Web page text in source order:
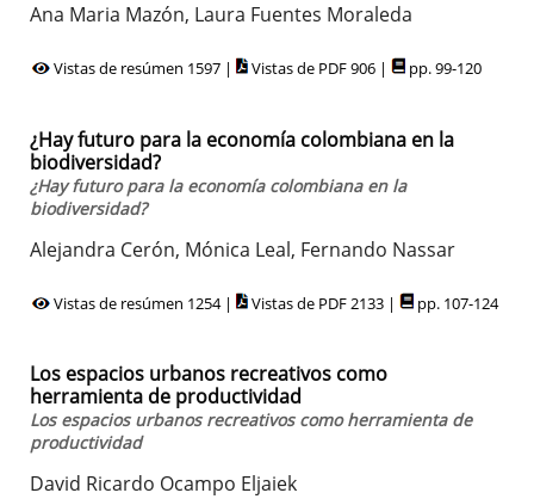
Ana Maria Mazón, Laura Fuentes Moraleda
Vistas de resúmen 1597 | Vistas de PDF 906 | pp. 99-120
¿Hay futuro para la economía colombiana en la
biodiversidad?
¿Hay futuro para la economía colombiana en la
biodiversidad?
Alejandra Cerón, Mónica Leal, Fernando Nassar
Vistas de resúmen 1254 | Vistas de PDF 2133 | pp. 107-124
Los espacios urbanos recreativos como
herramienta de productividad
Los espacios urbanos recreativos como herramienta de
productividad
David Ricardo Ocampo Eljaiek